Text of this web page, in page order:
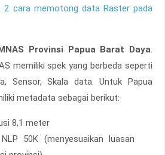
2 cara memotong data Raster pada
Provinsi Papua Barat Daya.
memiliki spek yang berbeda seperti
Sensor, Skala data. Untuk Papua
metadata sebagai berikut:
8,1 meter
50K (menyesuaikan luasan